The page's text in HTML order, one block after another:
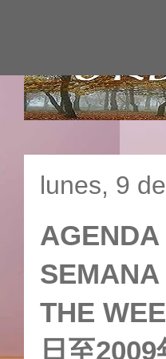
lunes, 9
THE
日至2009